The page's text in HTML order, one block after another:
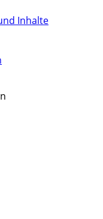
Inhalte